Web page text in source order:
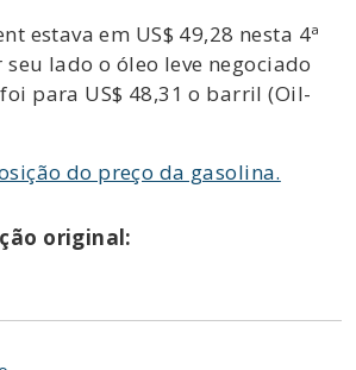
estava em US$ 49,28 nesta 4ª
lado o óleo leve negociado
para US$ 48,31 o barril (Oil-
do preço da gasolina.
original: